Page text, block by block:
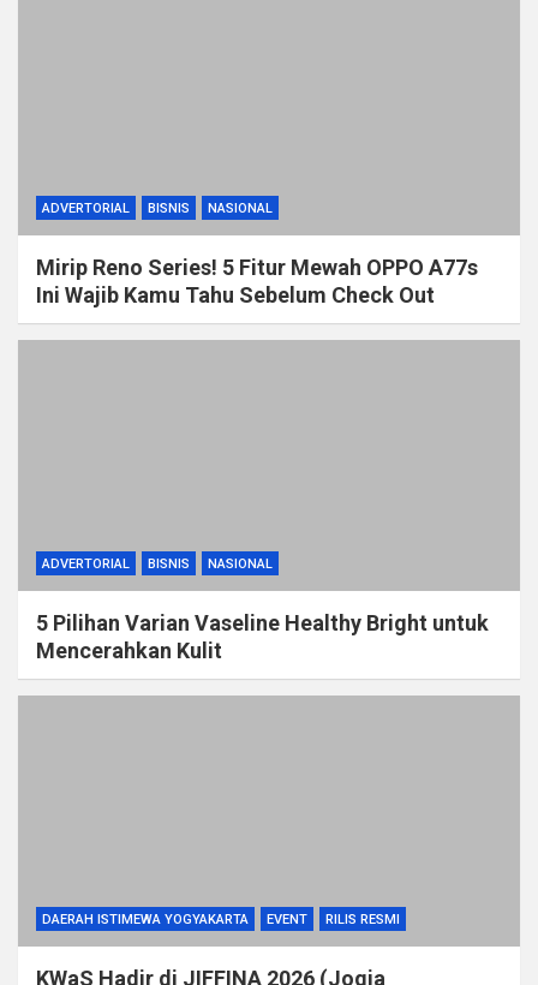
ADVERTORIAL BISNIS NASIONAL
Mirip Reno Series! 5 Fitur Mewah OPPO A77s
Ini Wajib Kamu Tahu Sebelum Check Out
ADVERTORIAL BISNIS NASIONAL
5 Pilihan Varian Vaseline Healthy Bright untuk
Mencerahkan Kulit
DAERAH ISTIMEWA YOGYAKARTA EVENT RILIS RESMI
KWaS Hadir di JIFFINA 2026 (Jogja